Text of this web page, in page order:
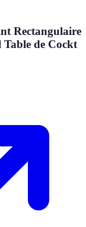
Rectangulaire
Table de Cockt